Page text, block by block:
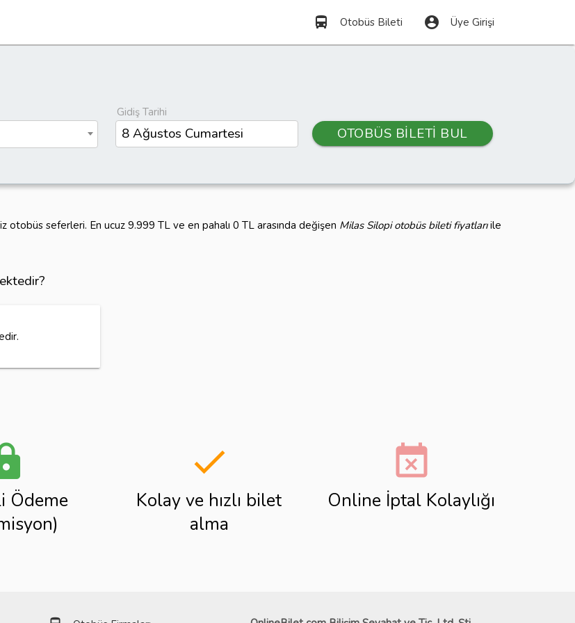
directions_bus Otobüs Bileti account_circle Üye Girişi
Gidiş Tarihi
OTOBÜS BİLETİ BUL
otobüs seferleri. En ucuz 9.999 TL ve en pahalı 0 TL arasında değişen Milas Silopi otobüs bileti fiyatlarıile
Ödeme
done
Kolay ve hızlı bilet
alma
event_busy
Online İptal Kolaylığı